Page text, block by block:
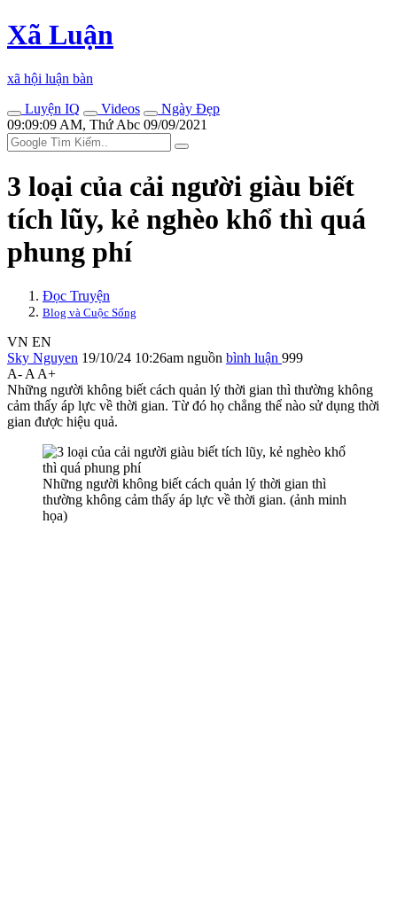
Xã Luận
xã hội luận bàn
Luyện IQ
Videos
Ngày Đẹp
09:09:09 AM, Thứ Abc 09/09/2021
3 loại của cải người giàu biết
tích lũy, kẻ nghèo khổ thì quá
phung phí
Đọc Truyện
Blog và Cuộc Sống
VN EN
Sky Nguyen 19/10/24 10:26am nguồn bình luận 999
A- A A+
Những người không biết cách quản lý thời gian thì thường không
cảm thấy áp lực về thời gian. Từ đó họ chẳng thể nào sử dụng thời
gian được hiệu quả.
Những người không biết cách quản lý thời gian thì
thường không cảm thấy áp lực về thời gian. (ảnh minh
họa)